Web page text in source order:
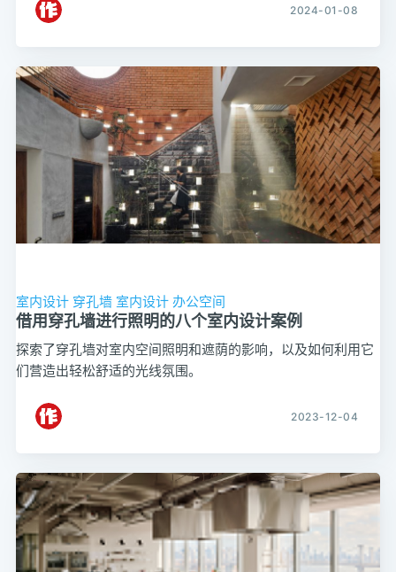
2024-01-08
室内设计 穿孔墙 室内设计 办公空间
借用穿孔墙进行照明的八个室内设计案例
探索了穿孔墙对室内空间照明和遮荫的影响，以及如何利用它
们营造出轻松舒适的光线氛围。
2023-12-04